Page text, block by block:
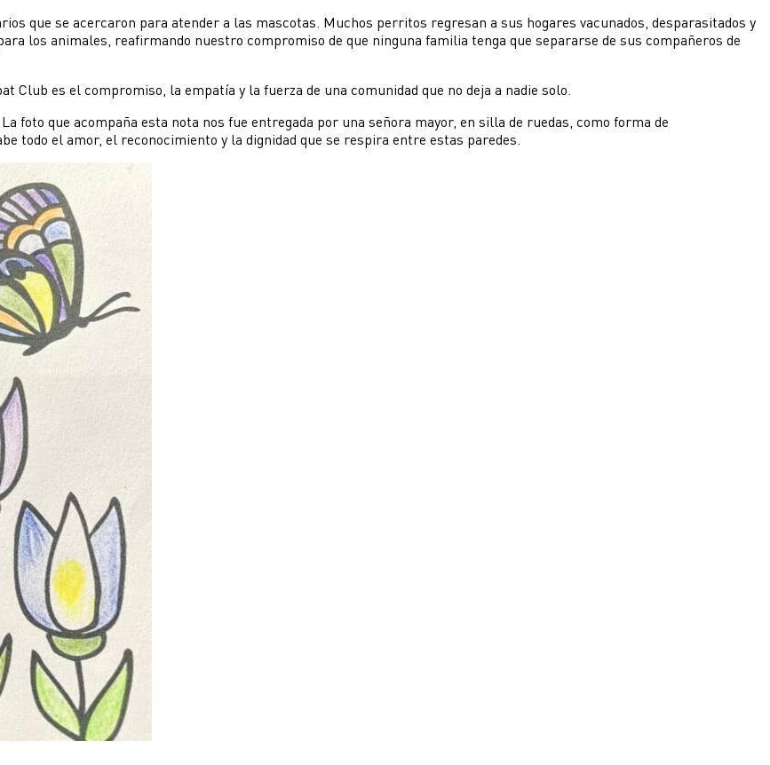
que se acercaron para atender a las mascotas. Muchos perritos regresan a sus hogares vacunados, desparasitados y
los animales, reafirmando nuestro compromiso de que ninguna familia tenga que separarse de sus compañeros de
Club es el compromiso, la empatía y la fuerza de una comunidad que no deja a nadie solo.
foto que acompaña esta nota nos fue entregada por una señora mayor, en silla de ruedas, como forma de
todo el amor, el reconocimiento y la dignidad que se respira entre estas paredes.